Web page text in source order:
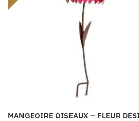
MANGEOIRE OISEAUX – FLEUR